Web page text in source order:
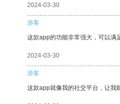
2024-03-30
游客
这款app的功能非常强大，可以满
2024-03-30
游客
这款app就像我的社交平台，让我